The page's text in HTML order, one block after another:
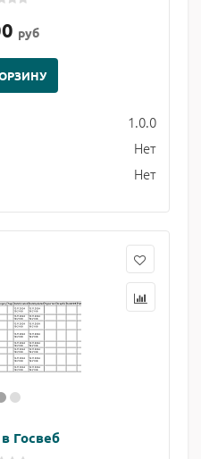
руб
1.0.0
Нет
Нет
Госвеб